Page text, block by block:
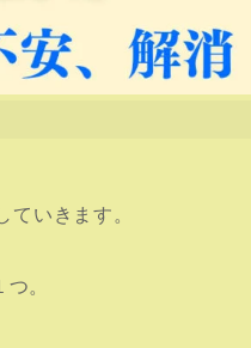
いきます。
。